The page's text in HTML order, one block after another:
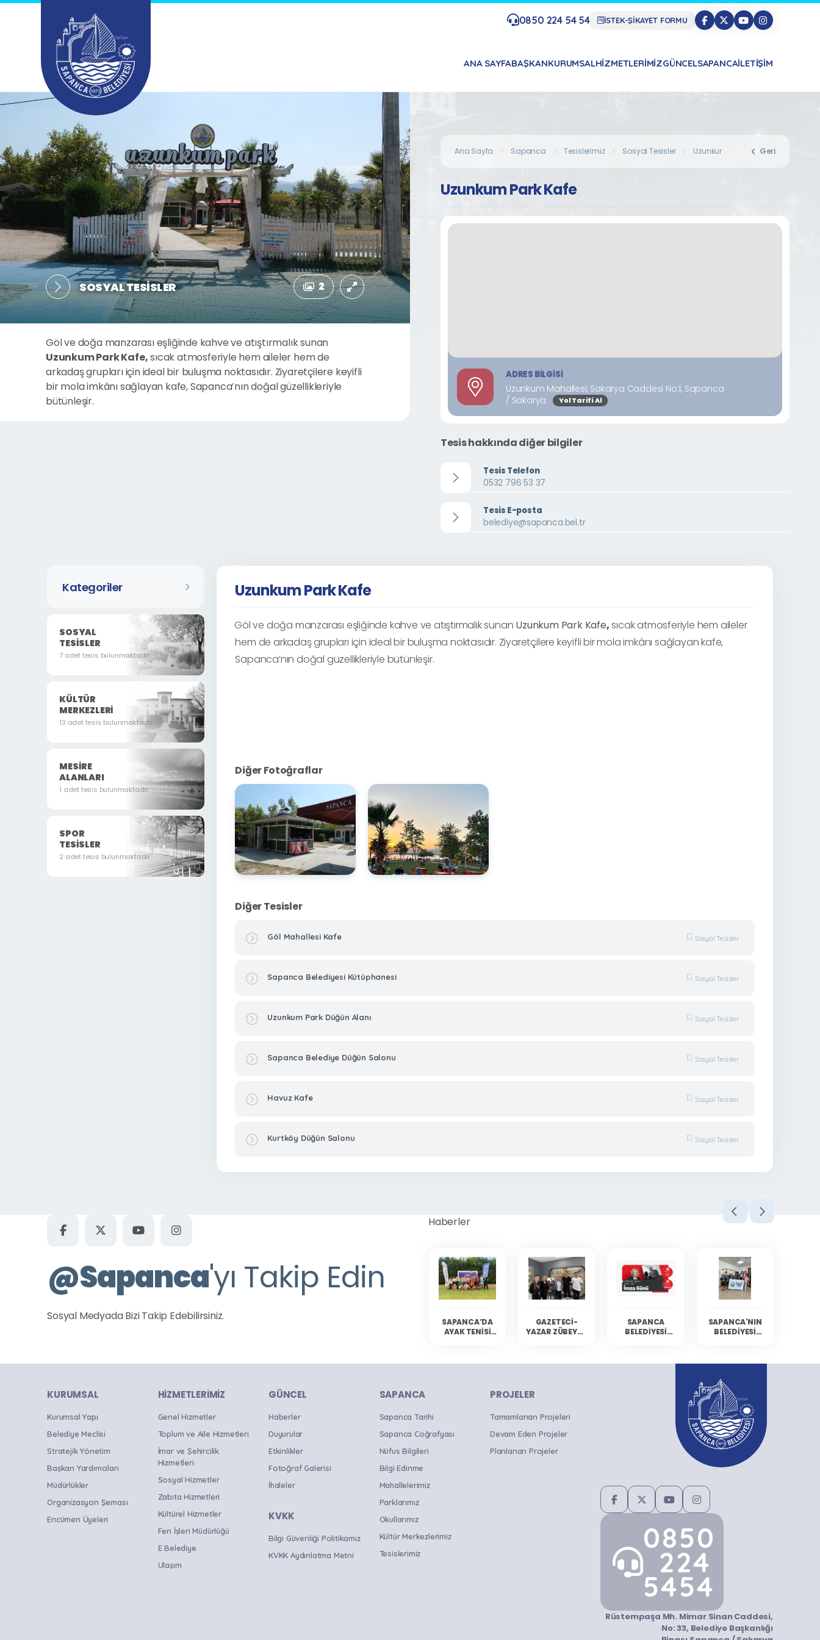
0850 224 54 54 İSTEK-ŞİKAYET FORMU
ANA SAYFABAŞKANKURUMSALHIZMETLERIMIZGÜNCELSAPANCAİLETIŞIM
SOSYAL TESISLER 2
Göl ve doğa manzarası eşliğinde kahve ve atıştırmalık sunan
Uzunkum Park Kafe,sıcak atmosferiyle hem aileler hem de
arkadaş grupları için ideal bir buluşma noktasıdır. Ziyaretçilere keyifli
bir mola imkânı sağlayan kafe, Sapanca’nın doğal güzellikleriyle
bütünleşir.
Ana Sayfa Sapanca Tesislerimiz Sosyal Tesisler Uzunkum Park KafeGeri
Uzunkum Park Kafe
ADRES BILGISI
Uzunkum Mahallesi, Sakarya Caddesi No:1, Sapanca
/ Sakarya
Yol Tarifi Al
Tesis hakkında diğer bilgiler
Tesis Telefon
0532 796 53 37
Tesis E-posta
belediye@sapanca.bel.tr
Kategoriler
SOSYAL
TESISLER
7 adet tesis bulunmaktadır.
KÜLTÜR
MERKEZLERI
13 adet tesis bulunmaktadır.
MESIRE
ALANLARI
1 adet tesis bulunmaktadır.
SPOR
TESISLER
2 adet tesis bulunmaktadır.
Uzunkum Park Kafe
Göl ve doğa manzarası eşliğinde kahve ve atıştırmalık sunan Uzunkum Park Kafe,sıcak atmosferiyle hem aileler
hem de arkadaş grupları için ideal bir buluşma noktasıdır. Ziyaretçilere keyifli bir mola imkânı sağlayan kafe,
Sapanca’nın doğal güzellikleriyle bütünleşir.
Diğer Fotoğraflar
Diğer Tesisler
Göl Mahallesi Kafe Sosyal Tesisler
Sapanca Belediyesi Kütüphanesi Sosyal Tesisler
Uzunkum Park Düğün Alanı Sosyal Tesisler
Sapanca Belediye Düğün Salonu Sosyal Tesisler
Havuz Kafe Sosyal Tesisler
Kurtköy Düğün Salonu Sosyal Tesisler
@Sapanca'yı Takip Edin
Sosyal Medyada Bizi Takip Edebilirsiniz.
Haberler
SAPANCA’DA
AYAK TENISI
GAZETECI-
YAZAR ZÜBEYDE
SAPANCA
BELEDIYESI
SAPANCA'NIN
BELEDIYESI
KURUMSAL
Kurumsal Yapı
Belediye Meclisi
Stratejik Yönetim
Başkan Yardımcıları
Müdürlükler
Organizasyon Şeması
Encümen Üyeleri
HIZMETLERIMIZ
Genel Hizmetler
Toplum ve Aile Hizmetleri
İmar ve Şehircilik
Hizmetleri
Sosyal Hizmetler
Zabıta Hizmetleri
Kültürel Hizmetler
Fen İşleri Müdürlüğü
E Belediye
Ulaşım
GÜNCEL
Haberler
Duyurular
Etkinlikler
Fotoğraf Galerisi
İhaleler
KVKK
Bilgi Güvenliği Politikamız
KVKK Aydınlatma Metni
SAPANCA
Sapanca Tarihi
Sapanca Coğrafyası
Nüfus Bilgileri
Bilgi Edinme
Mahallelerimiz
Parklarımız
Okullarımız
Kültür Merkezlerimiz
Tesislerimiz
PROJELER
Tamamlanan Projeleri
Devam Eden Projeler
Planlanan Projeler
0850
224
5454
Rüstempaşa Mh. Mimar Sinan Caddesi,
No: 33, Belediye Başkanlığı